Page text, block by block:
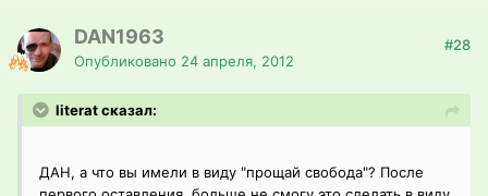
DAN1963
Опубликовано 24 апреля, 2012
#28
literat сказал:
ДАН, а что вы имели в виду "прощай свобода"? После